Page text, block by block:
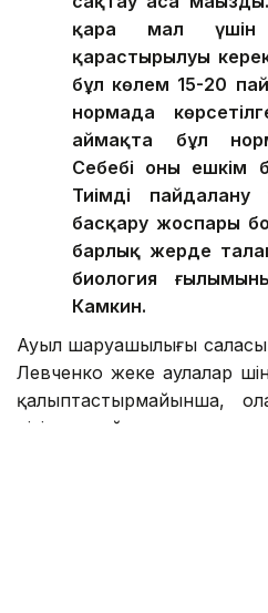
қара мал
қарастырылуы
бұл көлем 15-20
нормада
аймақта бұл
Себебі оны ешкім
Тиімді
басқару жоспары
барлық жерде
биология
Камкин.
Ауыл шаруашылығы
Левченко жеке аулалар
қалыптастырмайынша,
пікір айту